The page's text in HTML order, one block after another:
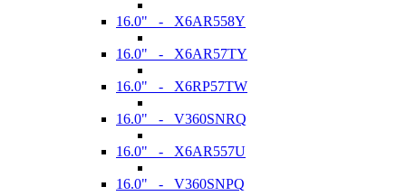
16.0" - X6AR558Y
16.0" - X6AR57TY
16.0" - X6RP57TW
16.0" - V360SNRQ
16.0" - X6AR557U
16.0" - V360SNPQ